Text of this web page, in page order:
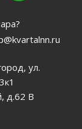
ул.
д.62 В